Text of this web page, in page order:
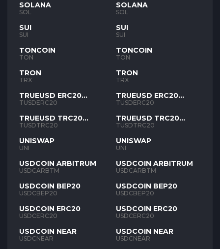
SOLANA
SOL
SUI
SUI
TONCOIN
TON
TRON
TRX
TRUEUSD ERC20
TUSD
TUSDERC20
TRUEUSD TRC20
TUSD
TUSDTRC20
UNISWAP
UNI
USDCOIN ARBITRUM
USDCARBTM
USDCOIN BEP20
USDCBEP20
USDCOIN ERC20
USDCERC20
USDCOIN NEAR
USDCNEAR
SOLANA
SOL
SUI
SUI
TONCOIN
TON
TRON
TRX
TRUEUSD ERC20
TUSD
TUSDERC20
TRUEUSD TRC20
TUSD
TUSDTRC20
UNISWAP
UNI
USDCOIN ARBITRUM
USDCARBTM
USDCOIN BEP20
USDCBEP20
USDCOIN ERC20
USDCERC20
USDCOIN NEAR
USDCNEAR